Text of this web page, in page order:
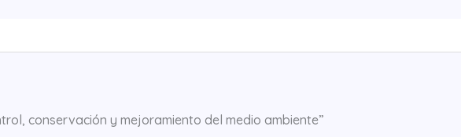
conservación y mejoramiento del medio ambiente”